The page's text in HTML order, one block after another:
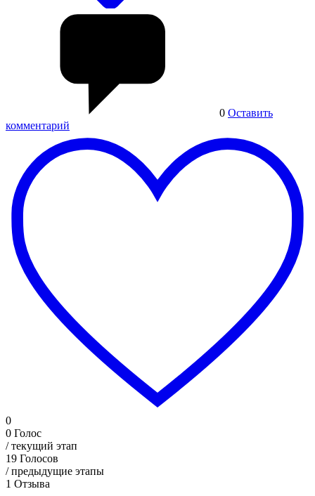
0 Оставить
комментарий
0
0 Голос
/ текущий этап
19 Голосов
/ предыдущие этапы
1 Отзыва